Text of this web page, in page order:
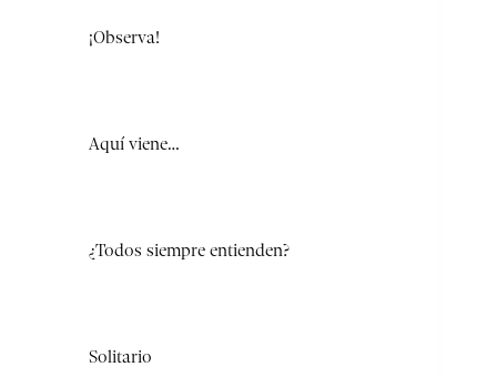
¡Observa!
Aquí viene…
¿Todos siempre entienden?
Solitario